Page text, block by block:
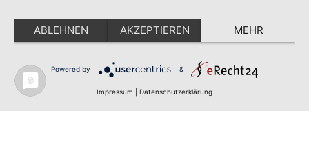
Powered by Ghost
ABLEHNEN AKZEPTIEREN MEHR
Powered by &
Impressum Datenschutzerklärung